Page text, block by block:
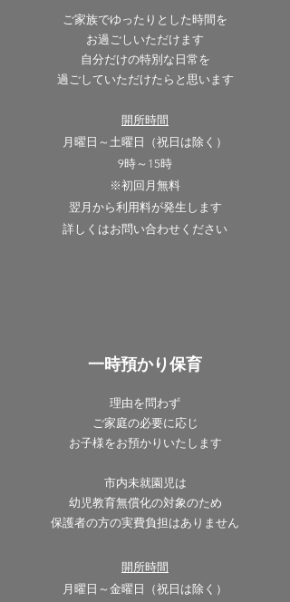
ご家族でゆったりとした時間を
​お過ごしいただけます
自分だけの特別な日常を
​過ごしていただけたらと思います
開所時間
月曜日～土曜日（祝日は除く）
9時～15時
​※初回月無料
翌月から利用料が発生します
​詳しくはお問い合わせください
一時預かり保育
​理由を問わず
ご家庭の必要に応じ
お子様をお預かりいたします
市内未就園児は
幼児教育無償化の対象のため
保護者の方の実費負担はありません
開所時間
月曜日～金曜日（祝日は除く）